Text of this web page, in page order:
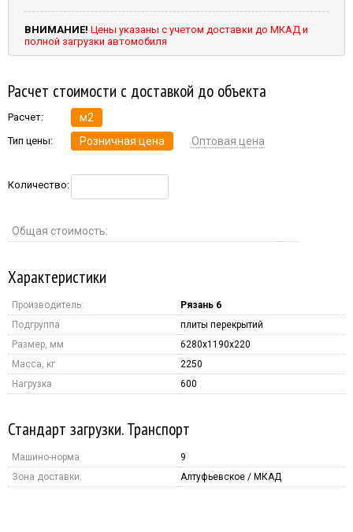
ВНИМАНИЕ! Цены указаны с учетом доставки до МКАД и
полной загрузки автомобиля
Расчет стоимости с доставкой до объекта
Расчет: м2
Тип цены: Розничная цена Оптовая цена
Количество:
Общая стоимость:
Характеристики
Производитель:
Рязань 6
Подгруппа
плиты перекрытий
Размер, мм
6280x1190x220
Масса, кг
2250
Нагрузка
600
Стандарт загрузки. Транспорт
Машино-норма
9
Зона доставки:
Алтуфьевское / МКАД